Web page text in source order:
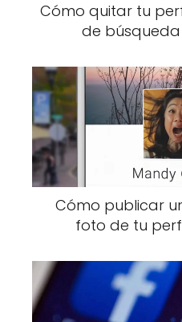
Cómo quitar tu
de
Cómo publicar
foto de tu